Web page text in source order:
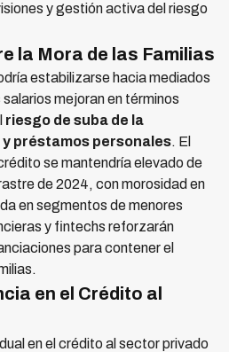
y gestión activa del riesgo
la Mora de las Familias
estabilizarse hacia mediados
mejoran en términos
riesgo de suba de la
préstamos personales. El
se mantendría elevado de
de 2024, con morosidad en
en segmentos de menores
y fintechs reforzarán
para contener el
en el Crédito al
en el crédito al sector privado